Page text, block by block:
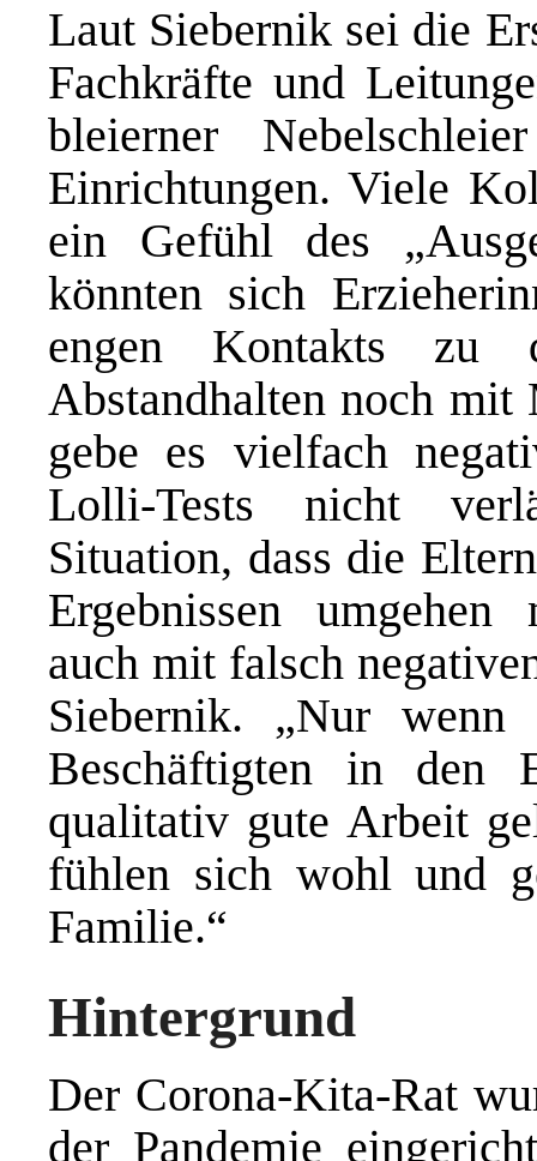
Laut Siebernik sei die
Fachkräfte und
bleierner
Einrichtungen. Viele
ein Gefühl des
könnten sich
engen Kontakts zu
Abstandhalten noch mit
gebe es vielfach
Lolli-Tests nicht
Situation, dass die
Ergebnissen umgehen
auch mit falsch
Siebernik. „Nur wenn
Beschäftigten in den
qualitativ gute Arbeit
fühlen sich wohl und
Familie.“
Hintergrund
Der Corona-Kita-Rat
der Pandemie